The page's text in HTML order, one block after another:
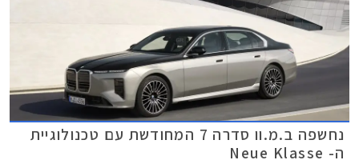
נחשפה ב.מ.וו סדרה 7 המחודשת עם טכנולוגיית
ה- Neue Klasse